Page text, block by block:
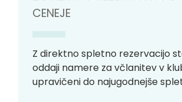
CENEJE
Z direktno spletno rezervacijo
oddaji namere za včlanitev v
upravičeni do najugodnejše